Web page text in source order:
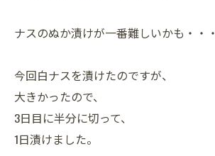
ナスのぬか漬けが一番難しいかも・・・
今回白ナスを漬けたのですが、
大きかったので、
3日目に半分に切って、
1日漬けました。